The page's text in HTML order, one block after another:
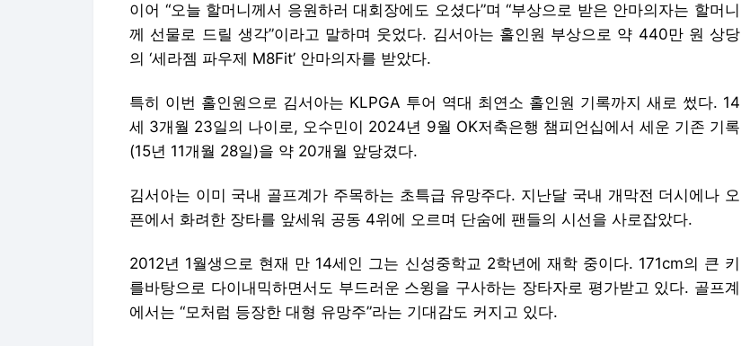
이어 “오늘 할머니께서 응원하러 대회장에도 오셨다”며 “부상으로 받은 안마의자는 할머니
께 선물로 드릴 생각”이라고 말하며 웃었다. 김서아는 홀인원 부상으로 약 440만 원 상당
의 ‘세라젬 파우제 M8Fit’ 안마의자를 받았다.
특히 이번 홀인원으로 김서아는 KLPGA 투어 역대 최연소 홀인원 기록까지 새로 썼다. 14
세 3개월 23일의 나이로, 오수민이 2024년 9월 OK저축은행 챔피언십에서 세운 기존 기록
(15년 11개월 28일)을 약 20개월 앞당겼다.
김서아는 이미 국내 골프계가 주목하는 초특급 유망주다. 지난달 국내 개막전 더시에나 오
픈에서 화려한 장타를 앞세워 공동 4위에 오르며 단숨에 팬들의 시선을 사로잡았다.
2012년 1월생으로 현재 만 14세인 그는 신성중학교 2학년에 재학 중이다. 171cm의 큰 키
를바탕으로 다이내믹하면서도 부드러운 스윙을 구사하는 장타자로 평가받고 있다. 골프계
에서는 “모처럼 등장한 대형 유망주”라는 기대감도 커지고 있다.